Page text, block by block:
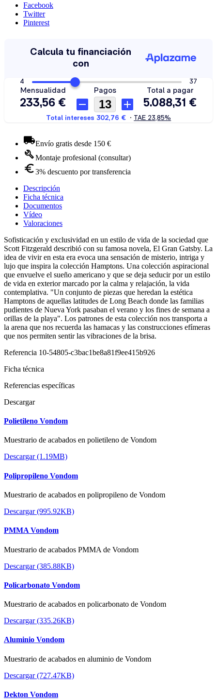
Facebook
Twitter
Pinterest
Envío gratis desde 150 €
Montaje profesional (consultar)
3% descuento por transferencia
Descripción
Ficha técnica
Documentos
Vídeo
Valoraciones
Sofisticación y exclusividad en un estilo de vida de la sociedad que
Scott Fitzgerald describió con su famosa novela, El Gran Gatsby. La
idea de vivir en esta era evoca una sensación de misterio, intriga y
lujo que inspira la colección Hamptons. Una colección aspiracional
que envuelve el sueño americano y que se deja seducir por un estilo
de vida en exterior marcado por la calma y relajación, la vida
contemplativa. "Un conjunto de piezas que heredan la estética
Hamptons de aquellas latitudes de Long Beach donde las familias
pudientes de Nueva York pasaban el verano y los fines de semana a
orillas de la playa". Los patrones de esta colección nos transporta a
la arena que nos recuerda las hamacas y las construcciones efímeras
que nos permiten sentir las vibraciones de la brisa.
Referencia 10-54805-c3bac1be8a81f9ee415b926
Ficha técnica
Referencias específicas
Descargar
Polietileno Vondom
Muestrario de acabados en polietileno de Vondom
Descargar (1.19MB)
Polipropileno Vondom
Muestrario de acabados en polipropileno de Vondom
Descargar (995.92KB)
PMMA Vondom
Muestrario de acabados PMMA de Vondom
Descargar (385.88KB)
Policarbonato Vondom
Muestrario de acabados en policarbonato de Vondom
Descargar (335.26KB)
Aluminio Vondom
Muestrario de acabados en aluminio de Vondom
Descargar (727.47KB)
Dekton Vondom